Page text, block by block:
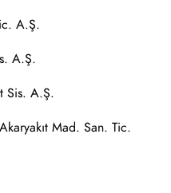
A.Ş.
A.Ş.
Sis. A.Ş.
Mad. San. Tic.